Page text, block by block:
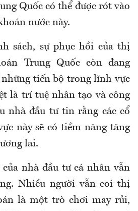
Quốc có thể được rót vào
nước này.
sách, sự phục hồi của thị
Trung Quốc còn đang
những tiến bộ trong lĩnh vực
là trí tuệ nhân tạo và công
nhà đầu tư tin rằng các cổ
này sẽ có tiềm năng tăng
lai.
nhà đầu tư cá nhân vẫn
Nhiều người vẫn coi thị
là một trò chơi may rủi,